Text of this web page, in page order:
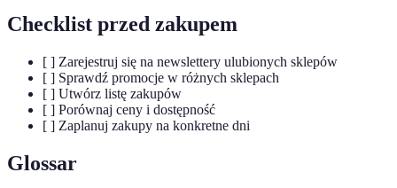
Checklist przed zakupem
[ ] Zarejestruj się na newslettery ulubionych sklepów
[ ] Sprawdź promocje w różnych sklepach
[ ] Utwórz listę zakupów
[ ] Porównaj ceny i dostępność
[ ] Zaplanuj zakupy na konkretne dni
Glossar